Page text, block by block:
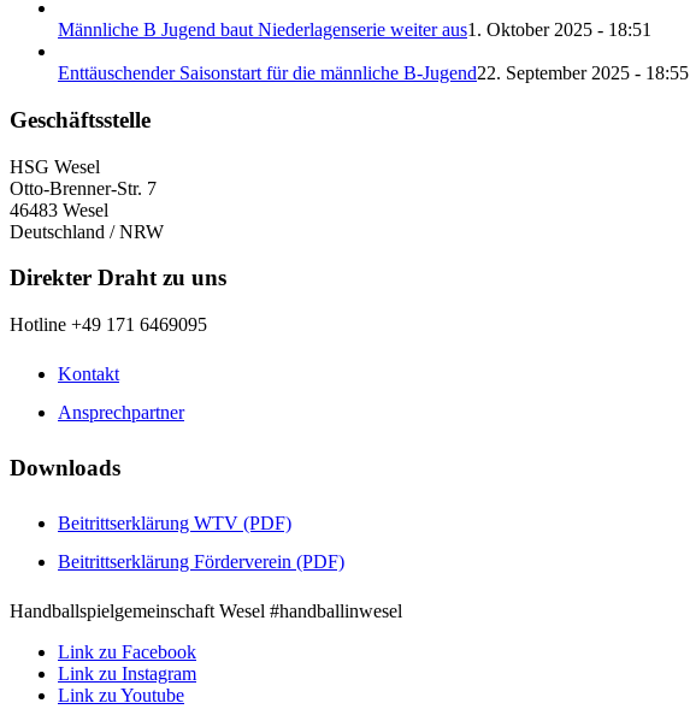
Männliche B Jugend baut Niederlagenserie weiter aus1. Oktober 2025 - 18:51
Enttäuschender Saisonstart für die männliche B-Jugend22. September 2025 - 18:55
Geschäftsstelle
HSG Wesel
Otto-Brenner-Str. 7
46483 Wesel
Deutschland / NRW
Direkter Draht zu uns
Hotline +49 171 6469095
Kontakt
Ansprechpartner
Downloads
Beitrittserklärung WTV (PDF)
Beitrittserklärung Förderverein (PDF)
Handballspielgemeinschaft Wesel #handballinwesel
Link zu Facebook
Link zu Instagram
Link zu Youtube